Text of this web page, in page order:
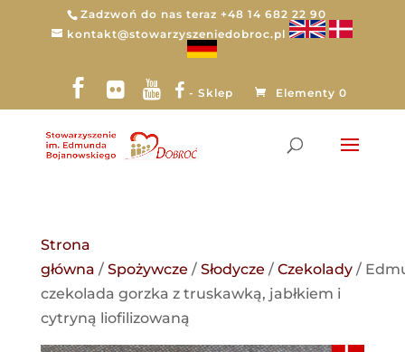
Zadzwoń do nas teraz +48 14 682 22 90
kontakt@stowarzyszeniedobroc.pl
- Sklep Elementy 0
Strona
główna / Spożywcze / Słodycze / Czekolady/
czekolada gorzka z truskawką, jabłkiem i
cytryną liofilizowaną